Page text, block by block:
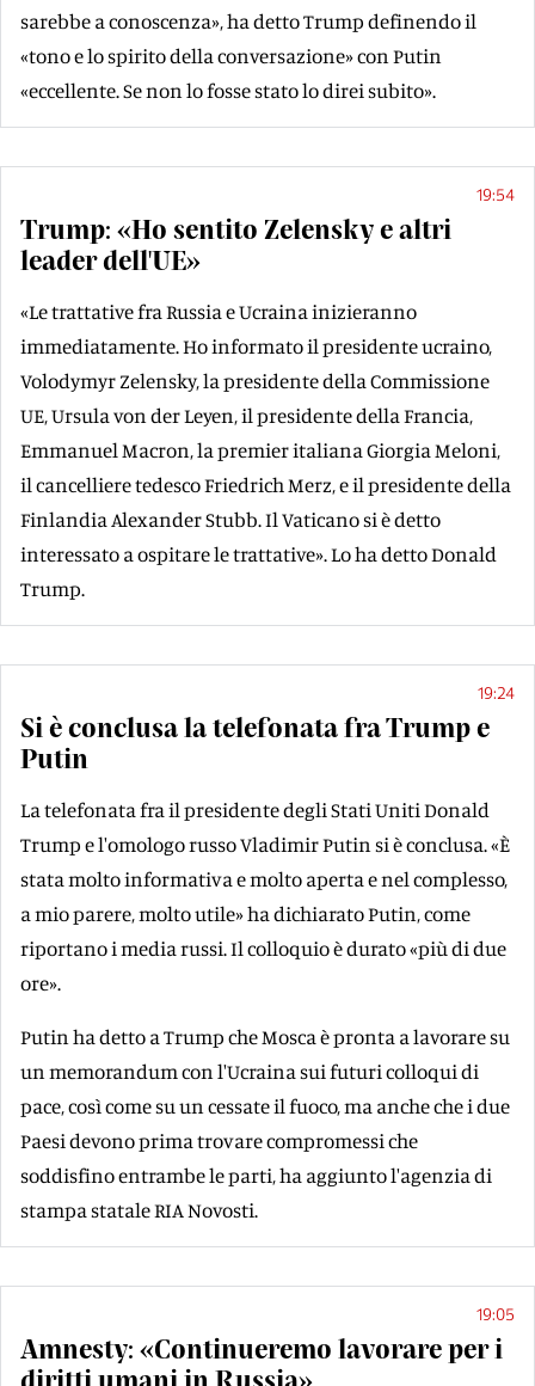
sarebbe a conoscenza», ha detto Trump definendo il
«tono e lo spirito della conversazione» con Putin
«eccellente. Se non lo fosse stato lo direi subito».
19:54
Trump: «Ho sentito Zelensky e altri
leader dell'UE»
«Le trattative fra Russia e Ucraina inizieranno
immediatamente. Ho informato il presidente ucraino,
Volodymyr Zelensky, la presidente della Commissione
UE, Ursula von der Leyen, il presidente della Francia,
Emmanuel Macron, la premier italiana Giorgia Meloni,
il cancelliere tedesco Friedrich Merz, e il presidente della
Finlandia Alexander Stubb. Il Vaticano si è detto
interessato a ospitare le trattative». Lo ha detto Donald
Trump.
19:24
Si è conclusa la telefonata fra Trump e
Putin
La telefonata fra il presidente degli Stati Uniti Donald
Trump e l'omologo russo Vladimir Putin si è conclusa. «È
stata molto informativa e molto aperta e nel complesso,
a mio parere, molto utile» ha dichiarato Putin, come
riportano i media russi. Il colloquio è durato «più di due
ore».
Putin ha detto a Trump che Mosca è pronta a lavorare su
un memorandum con l'Ucraina sui futuri colloqui di
pace, così come su un cessate il fuoco, ma anche che i due
Paesi devono prima trovare compromessi che
soddisfino entrambe le parti, ha aggiunto l'agenzia di
stampa statale RIA Novosti.
19:05
Amnesty: «Continueremo lavorare per i
diritti umani in Russia»